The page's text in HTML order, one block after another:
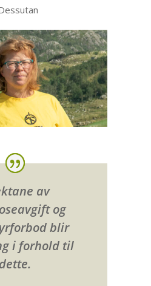
av
og
blir
i forhold til
dette.